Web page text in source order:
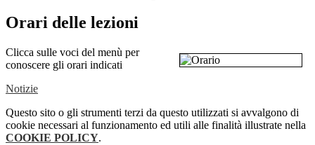
Orari delle lezioni
Clicca sulle voci del menù per
conoscere gli orari indicati
Notizie
Questo sito o gli strumenti terzi da questo utilizzati si avvalgono di
cookie necessari al funzionamento ed utili alle finalità illustrate nella
COOKIE POLICY.